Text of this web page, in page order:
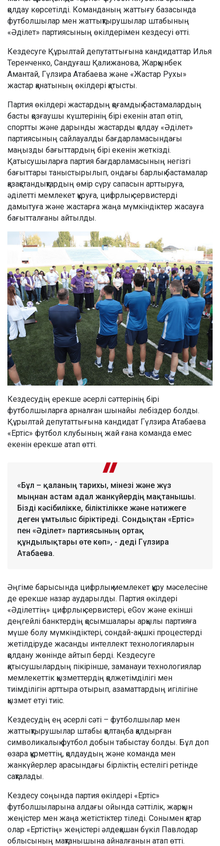
қолдау көрсетілді. Команданың жаттығу базасында
футболшылар мен жаттықтырушылар штабының
«Әділет» партиясының өкілдерімен кездесуі өтті.
Кездесуге Құрылтай депутаттығына кандидаттар Илья
Теренченко, Сандуғаш Қалижанова, Жарқынбек
Амантай, Гүлзира Атабаева және «Жастар Рухы»
жастар қанатының өкілдері қатысты.
Партия өкілдері жастардың қоғамдық бастамалардың
басты қозғаушы күштерінің бірі екенін атап өтіп,
спортты және дарынды жастарды қолдау «Әділет»
партиясының сайлауалды бағдарламасындағы
маңызды бағыттардың бірі екенін жеткізді.
Қатысушыларға партия бағдарламасының негізгі
бағыттары таныстырылып, ондағы барлық бастамалар
қазақстандықтардың өмір сүру сапасын арттыруға,
әділетті мемлекет құруға, цифрлық сервистерді
дамытуға және жастарға жаңа мүмкіндіктер жасауға
бағытталғаны айтылды.
Кездесудің ерекше әсерлі сәттерінің бірі
футболшыларға арналған шынайы лебіздер болды.
Құрылтай депутаттығына кандидат Гүлзира Атабаева
«Ертіс» футбол клубының жай ғана команда емес
екенін ерекше атап өтті.
«Бұл – қаланың тарихы, мінезі және жүз
мыңнан астам адал жанкүйердің мақтанышы.
Бізді кәсібилікке, біліктілікке және нәтижеге
деген ұмтылыс біріктіреді. Сондықтан «Ертіс»
пен «Әділет» партиясының ортақ
құндылықтары өте көп», - деді Гүлзира
Атабаева.
Әңгіме барысында цифрлық мемлекет құру мәселесіне
де ерекше назар аударылды. Партия өкілдері
«Әділеттің» цифрлық сервистері, eGov және екінші
деңгейлі банктердің қосымшалары арқылы партияға
мүше болу мүмкіндіктері, сондай-ақ ішкі процестерді
жетілдіруде жасанды интеллект технологияларын
қолдану жөнінде айтып берді. Кездесуге
қатысушылардың пікірінше, заманауи технологиялар
мемлекеттік қызметтердің қолжетімділігі мен
тиімділігін арттыра отырып, азаматтардың игілігіне
қызмет етуі тиіс.
Кездесудің ең әсерлі сәті – футболшылар мен
жаттықтырушылар штабы қолтаңба қалдырған
символикалық футбол добын табыстау болды. Бұл доп
өзара құрметтің, қолдаудың және команда мен
жанкүйерлер арасындағы бірліктің естелігі ретінде
сақталады.
Кездесу соңында партия өкілдері «Ертіс»
футболшыларына алдағы ойында сәттілік, жарқын
жеңістер мен жаңа жетістіктер тіледі. Сонымен қатар
олар «Ертістің» жеңістері әлдеқашан бүкіл Павлодар
облысының мақтанышына айналғанын атап өтті.